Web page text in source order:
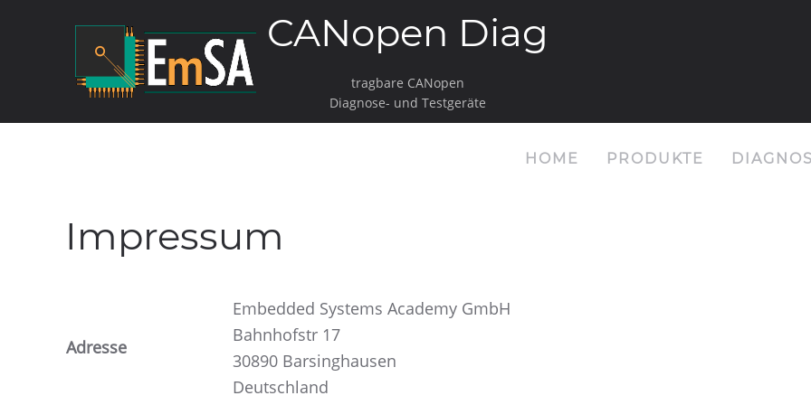
CANopen Diag
tragbare CANopen
Diagnose- und Testgeräte
HOME PRODUKTE
Impressum
Adresse
Embedded Systems Academy GmbH
Bahnhofstr 17
30890 Barsinghausen
Deutschland